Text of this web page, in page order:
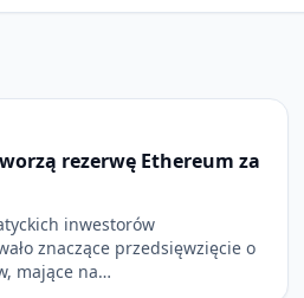
rezerwę Ethereum za
inwestorów
znaczące przedsięwzięcie o
mające na…